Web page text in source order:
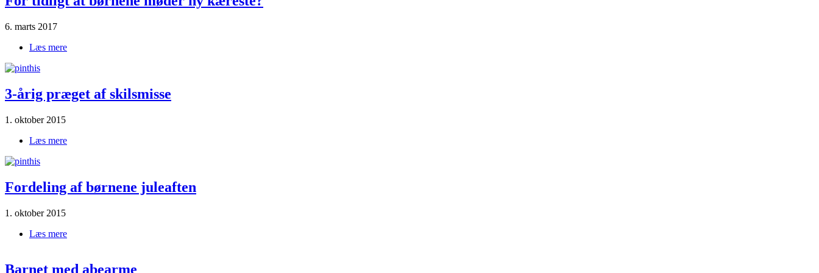
6. marts 2017
Læs mere
3-årig præget af skilsmisse
1. oktober 2015
Læs mere
Fordeling af børnene juleaften
1. oktober 2015
Læs mere
Barnet med abearme